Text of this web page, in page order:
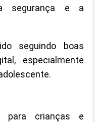
segurança e a
seguindo boas
especialmente
para crianças e